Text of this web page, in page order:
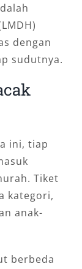
dengan
sudutnya.
ini, tiap
Tiket
kategori,
anak-
berbeda